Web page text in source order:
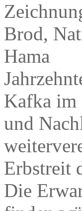
Brod,
Hama
Kafka im
und
Erbstreit
Die